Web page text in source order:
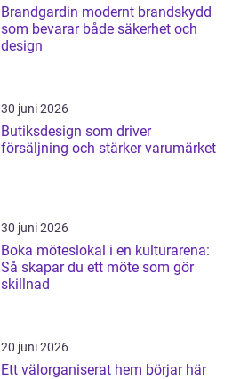
Brandgardin modernt brandskydd
som bevarar både säkerhet och
design
30 juni 2026
Butiksdesign som driver
försäljning och stärker varumärket
30 juni 2026
Boka möteslokal i en kulturarena:
Så skapar du ett möte som gör
skillnad
20 juni 2026
Ett välorganiserat hem börjar här